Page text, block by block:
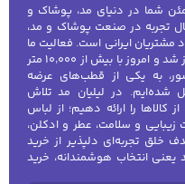
شما در دنیای مد، پوشاک و
| لیلیان مد، با بیش از ۱۵ سال تجربه در صنعت پوشاک و مد،
مشتریان ایرانی است. فعالیت ما
از سال ۲۰۰۸ زیرمجموعه گروه شکوفا آغاز شد و امروز با بیش از ۱۰٬۰۰۰ متر
به یکی از قطب‌های عرضه
در لیلیان مد تلاش
را ارائه دهیم؛ از لباس
زیبایی و سلامت، عطر و ادکلن،
تجربه‌ای دلپذیر از خرید
انتخاب هوشمندانه، خرید